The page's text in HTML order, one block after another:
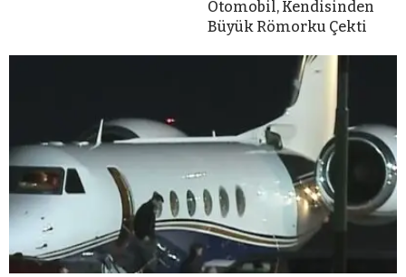
Otomobil, Kendisinden
Büyük Römorku Çekti